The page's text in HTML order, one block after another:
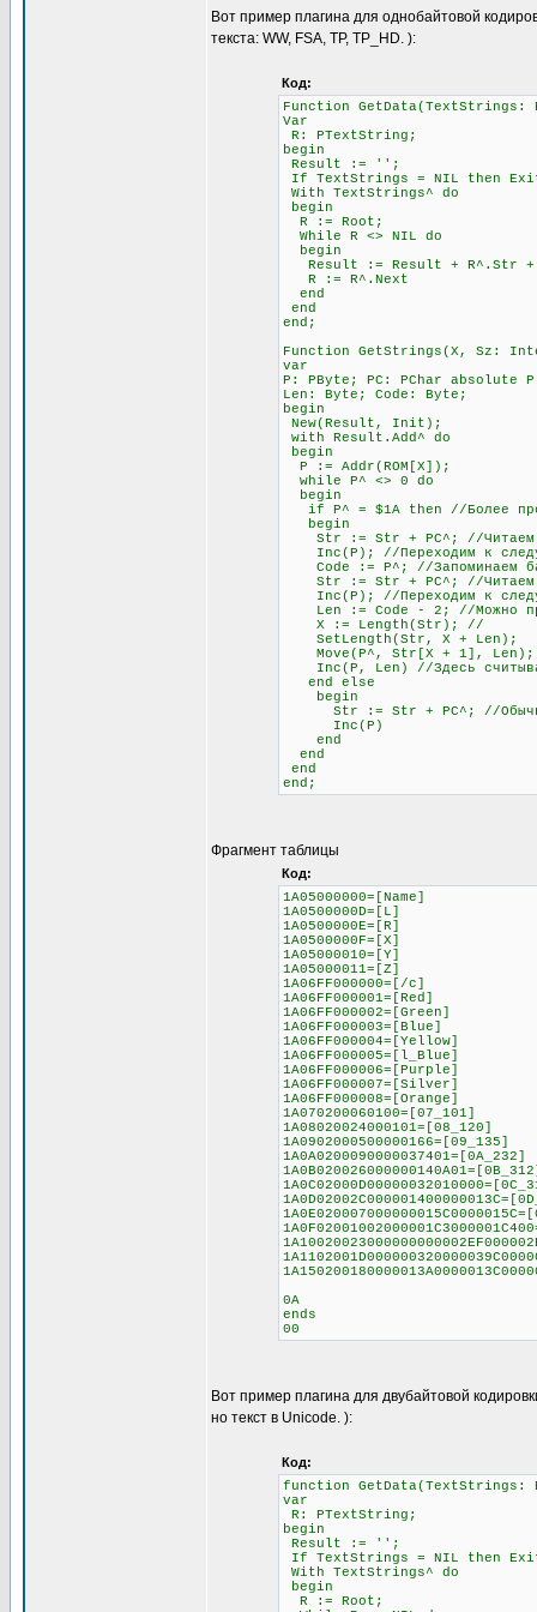
Вот пример плагина для однобайтовой
текста: WW, FSA, TP, TP_HD. ):
Код:
Function
Var
R: PTextString;
begin
Result := '';
If TextStrings = NIL then
With TextStrings^ do
begin
R := Root;
While R <> NIL do
begin
Result := Result + R^.Str +
R := R^.Next
end
end
end;
Function GetStrings(X, Sz:
var
P: PByte; PC: PChar absolute
Len: Byte; Code: Byte;
begin
New(Result, Init);
with Result.Add^ do
begin
P := Addr(ROM[X]);
while P^ <> 0 do
begin
if P^ = $1A then //Более
begin
Str := Str + PC^; //Читаем
Inc(P); //Переходим к
Code := P^; //Запоминаем
Str := Str + PC^; //Читаем
Inc(P); //Переходим к
Len := Code - 2; //Можно
X := Length(Str); //
SetLength(Str, X +
Move(P^, Str[X + 1],
Inc(P, Len) //Здесь
end else
begin
Str := Str + PC^; //Обычное
Inc(P)
end
end
end
end;
Фрагмент таблицы
Код:
1A05000000=[Name]
1A0500000D=[L]
1A0500000E=[R]
1A0500000F=[X]
1A05000010=[Y]
1A05000011=[Z]
1A06FF000000=[/c]
1A06FF000001=[Red]
1A06FF000002=[Green]
1A06FF000003=[Blue]
1A06FF000004=[Yellow]
1A06FF000005=[l_Blue]
1A06FF000006=[Purple]
1A06FF000007=[Silver]
1A06FF000008=[Orange]
1A070200060100=[07_101]
1A08020024000101=[08_120]
1A0902000500000166=[09_135]
1A0A0200090000037401=[0A_232]
0A
ends
00
Вот пример плагина для двубайтовой
но текст в Unicode. ):
Код:
function
var
R: PTextString;
begin
Result := '';
If TextStrings = NIL then
With TextStrings^ do
begin
R := Root;